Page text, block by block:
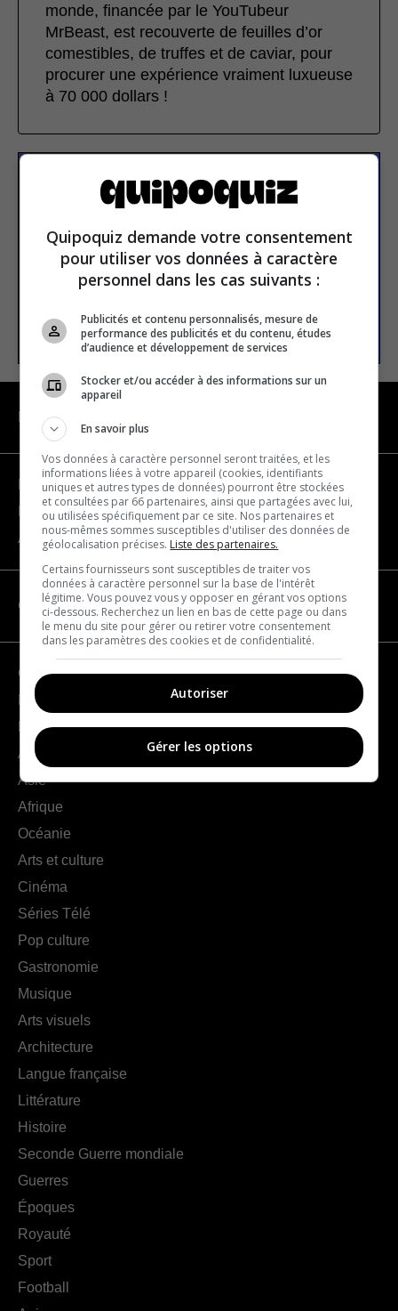
monde, financée par le YouTubeur
MrBeast, est recouverte de feuilles d’or
comestibles, de truffes et de caviar, pour
procurer une expérience vraiment luxueuse
à 70 000 dollars !
S’inscrire à la newsletter
E-mail
S’INSCRIRE
NAVIGATION
Devenir partenaire
Nous joindre
À propos
CATÉGORIES
Géographie
France
Europe
Amériques
Asie
Afrique
Océanie
Arts et culture
Cinéma
Séries Télé
Pop culture
Gastronomie
Musique
Arts visuels
Architecture
Langue française
Littérature
Histoire
Seconde Guerre mondiale
Guerres
Époques
Royauté
Sport
Football
Quipoquiz demande votre consentement
pour utiliser vos données à caractère
personnel dans les cas suivants :
Publicités et contenu personnalisés, mesure de
performance des publicités et du contenu, études
d’audience et développement de services
Stocker et/ou accéder à des informations sur un
appareil
En savoir plus
Vos données à caractère personnel seront traitées, et les
informations liées à votre appareil (cookies, identifiants
uniques et autres types de données) pourront être stockées
et consultées par 66 partenaires, ainsi que partagées avec lui,
ou utilisées spécifiquement par ce site. Nos partenaires et
nous-mêmes sommes susceptibles d'utiliser des données de
géolocalisation précises. Liste des partenaires.
Certains fournisseurs sont susceptibles de traiter vos
données à caractère personnel sur la base de l'intérêt
légitime. Vous pouvez vous y opposer en gérant vos options
ci-dessous. Recherchez un lien en bas de cette page ou dans
le menu du site pour gérer ou retirer votre consentement
dans les paramètres des cookies et de confidentialité.
Autoriser
Gérer les options